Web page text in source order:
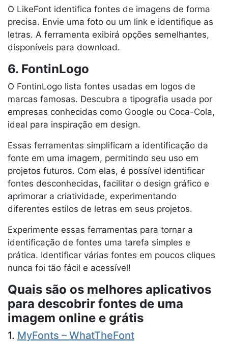
O LikeFont identifica fontes de imagens de forma
precisa. Envie uma foto ou um link e identifique as
letras. A ferramenta exibirá opções semelhantes,
disponíveis para download.
6. FontinLogo
O FontinLogo lista fontes usadas em logos de
marcas famosas. Descubra a tipografia usada por
empresas conhecidas como Google ou Coca-Cola,
ideal para inspiração em design.
Essas ferramentas simplificam a identificação da
fonte em uma imagem, permitindo seu uso em
projetos futuros. Com elas, é possível identificar
fontes desconhecidas, facilitar o design gráfico e
aprimorar a criatividade, experimentando
diferentes estilos de letras em seus projetos.
Experimente essas ferramentas para tornar a
identificação de fontes uma tarefa simples e
prática. Identificar várias fontes em poucos cliques
nunca foi tão fácil e acessível!
Quais são os melhores aplicativos
para descobrir fontes de uma
imagem online e grátis
1. MyFonts – WhatTheFont